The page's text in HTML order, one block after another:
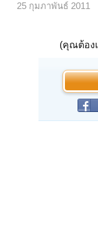
25 กุมภาพันธ์ 2011
(คุณต้อง